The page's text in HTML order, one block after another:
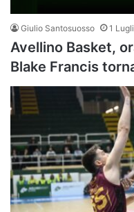
Giulio Santosuosso 1
Avellino Basket,
Blake Francis